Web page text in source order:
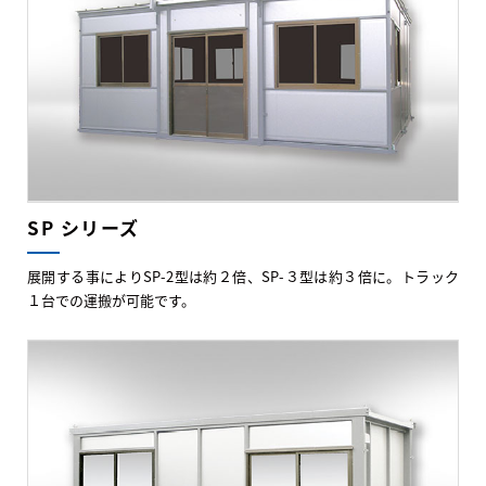
SP シリーズ
展開する事によりSP-2型は約２倍、SP-３型は約３倍に。トラック
１台での運搬が可能です。